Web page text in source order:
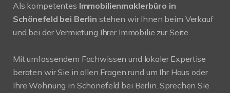
Als kompetentes Immobilienmaklerbüro in
Schönefeld bei Berlin stehen wir Ihnen beim Verkauf
und bei der Vermietung Ihrer Immobilie zur Seite.
Mit umfassendem Fachwissen und lokaler Expertise
beraten wir Sie in allen Fragen rund um Ihr Haus oder
Ihre Wohnung in Schönefeld bei Berlin. Sprechen Sie